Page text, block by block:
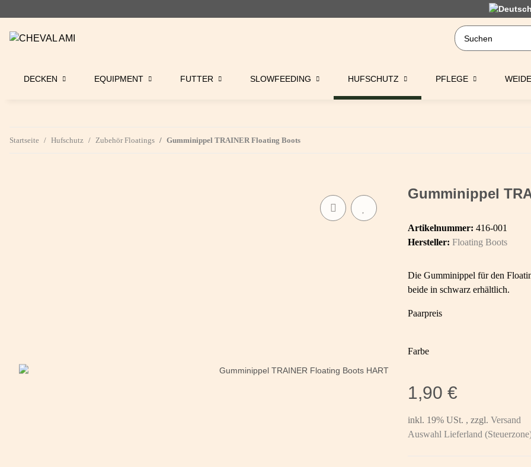
DECKEN EQUIPMENT FUTTER SLOWFEEDING HUFSCHUTZ PFLEGE WEIDE
Startseite Hufschutz Zubehör Floatings Gumminippel TRAINER Floating Boots
Gumminippel
Artikelnummer: 416-001
Hersteller: Floating Boots
Die Gumminippel für den
beide in schwarz erhältlich.
Paarpreis
Farbe
1,90 €
inkl. 19% USt. , zzgl. Versand
Auswahl Lieferland